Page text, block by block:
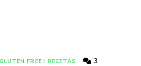
GLUTEN FREE / RECETAS 3